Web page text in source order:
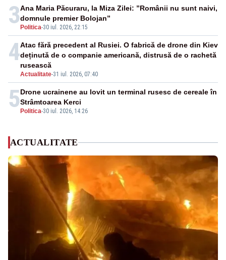
3 Politica-30 iul. 2026, 22:15
Ana Maria Păcuraru, la Miza Zilei: ”Românii nu sunt naivi,
domnule premier Bolojan”
4
Actualitate-31 iul. 2026, 07:40
Atac fără precedent al Rusiei. O fabrică de drone din Kiev
deținută de o companie americană, distrusă de o rachetă
rusească
5 Politica-30 iul. 2026, 14:26
Drone ucrainene au lovit un terminal rusesc de cereale în
Strâmtoarea Kerci
ACTUALITATE